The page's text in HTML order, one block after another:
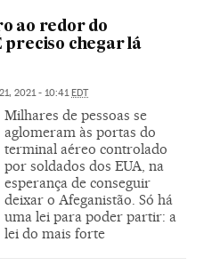
ao redor do
preciso chegar lá
2021 - 10:41EDT
Milhares de pessoas se
aglomeram às portas do
terminal aéreo controlado
por soldados dos EUA, na
esperança de conseguir
deixar o Afeganistão. Só há
uma lei para poder partir: a
lei do mais forte